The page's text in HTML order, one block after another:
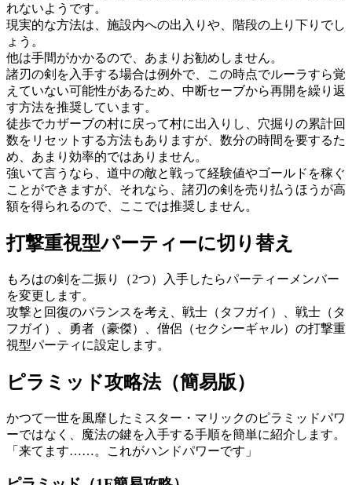
れないようです。
現実的な方法は、施設内への出入りや、階段の上り下りでし
ょう。
他は手間がかかるので、あまりお勧めしません。
諸刃の剣を入手する場合は例外で、この時点でルーラすら覚
えていない可能性があるため、中断セーブから再開を繰り返
す方法を推奨しています。
徒歩でカザーブの村に戻って村に出入りし、穴掘りの累計回
数をリセットする方法もありますが、数分の時間を要するた
め、あまり効率的ではありません。
強いて言うなら、道中の敵と戦って経験値やゴールドを稼ぐ
ことができますが、それなら、諸刃の剣を売り払うほうが高
額を得られるので、ここでは推奨しません。
打撃重視型パーティーに切り替え
もろはの剣を二振り（2つ）入手したらパーティーメンバー
を変更します。
攻撃と回復のバランスを考え、戦士（タフガイ）、戦士（タ
フガイ）、勇者（豪傑）、僧侶（セクシーギャル）の打撃重
視型パーティに設定します。
ピラミッド攻略法（簡易版）
かつて一世を風靡したミスター・マリックのピラミッドパワ
ーではなく、魔法の鍵を入手する手順を簡単に紹介します。
「来てます……。これがハンドパワーです」